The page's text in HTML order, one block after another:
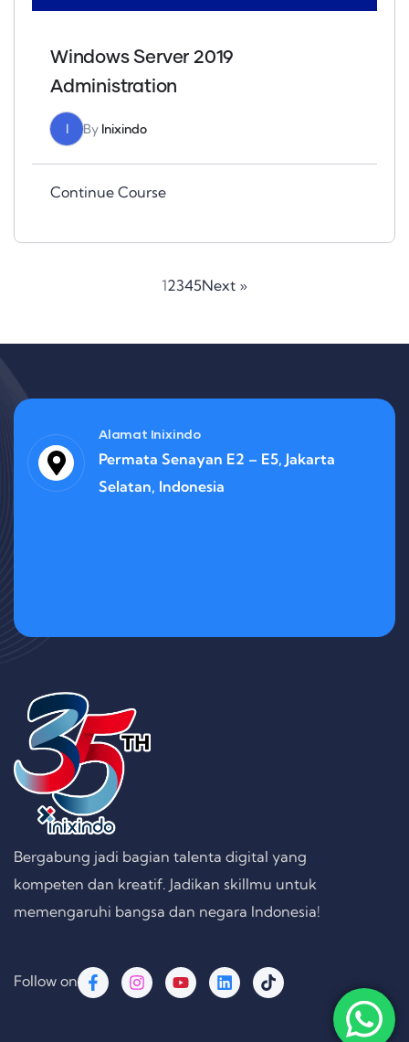
Windows Server 2019
Administration
I By Inixindo
Continue Course
12345Next »
Alamat Inixindo
Permata Senayan E2 – E5, Jakarta
Selatan, Indonesia
Bergabung jadi bagian talenta digital yang
kompeten dan kreatif. Jadikan skillmu untuk
memengaruhi bangsa dan negara Indonesia!
Follow on